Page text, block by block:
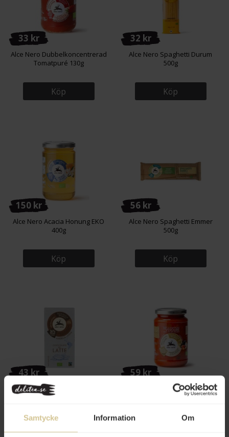
Samtycke Information Om
33 kr
Alce Nero Dubbelkoncentrerad
Tomatpuré 130g
Köp
32 kr
Alce Nero Spaghetti Durum
500g
Köp
150 kr
Alce Nero Acacia Honung EKO
400g
Köp
56 kr
Alce Nero Spaghetti Emmer
500g
Köp
43 kr
Alce Nero Mjölkchoklad 36%
100g
59 kr
Alce Nero Tomatsås Grönsaker